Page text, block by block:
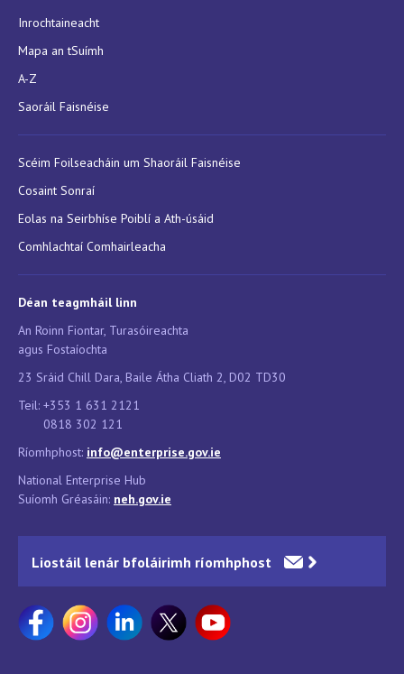
Inrochtaineacht
Mapa an tSuímh
A-Z
Saoráil Faisnéise
Scéim Foilseacháin um Shaoráil Faisnéise
Cosaint Sonraí
Eolas na Seirbhíse Poiblí a Ath-úsáid
Comhlachtaí Comhairleacha
Déan teagmháil linn
An Roinn Fiontar, Turasóireachta
agus Fostaíochta
23 Sráid Chill Dara, Baile Átha Cliath 2, D02 TD30
Teil: +353 1 631 2121
0818 302 121
Ríomhphost: info@enterprise.gov.ie
National Enterprise Hub
Suíomh Gréasáin: neh.gov.ie
Liostáil lenár bfoláirimh ríomhphost